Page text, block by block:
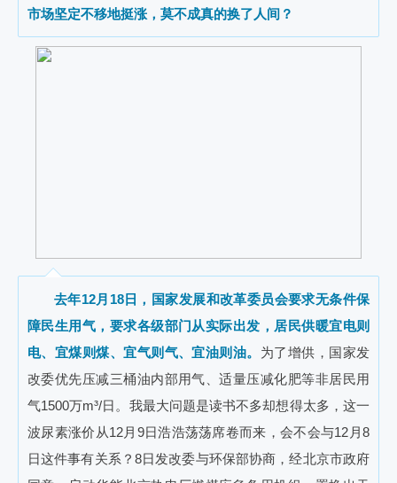
市场坚定不移地挺涨，莫不成真的换了人间？
去年12月18日，国家发展和改革委员会要求无条件保
障民生用气，要求各级部门从实际出发，居民供暖宜电则
电、宜煤则煤、宜气则气、宜油则油。 为了增供，国家发
改委优先压减三桶油内部用气、适量压减化肥等非居民用
气1500万m³/日。我最大问题是读书不多却想得太多，这一
波尿素涨价从12月9日浩浩荡荡席卷而来，会不会与12月8
日这件事有关系？8日发改委与环保部协商，经北京市政府